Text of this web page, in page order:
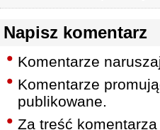
Napisz komentarz
Komentarze
Komentarze
publikowane.
Za treść